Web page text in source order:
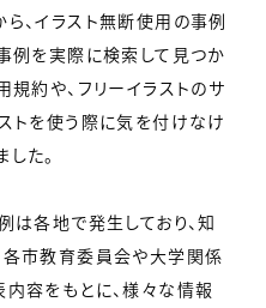
、イラスト無断使用の事例
例を実際に検索して見つか
規約や、フリーイラストのサ
トを使う際に気を付けなけ
た。
は各地で発生しており、知
各市教育委員会や大学関係
容をもとに、様々な情報